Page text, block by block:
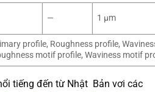
— 1 µm
profile, Roughness profile,
motif profile, Waviness motif
tiếng đến từ Nhật Bản vơi các